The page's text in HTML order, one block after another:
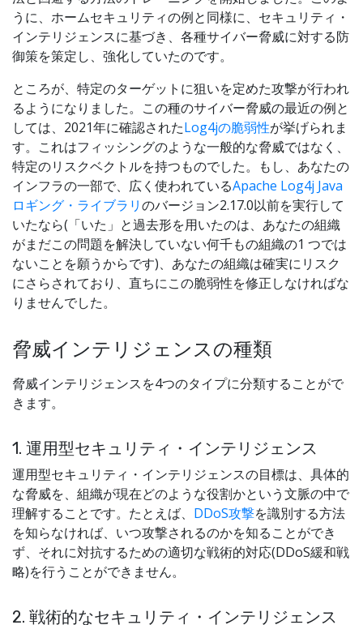
うに、ホームセキュリティの例と同様に、セキュリティ・
インテリジェンスに基づき、各種サイバー脅威に対する防
御策を策定し、強化していたのです。
ところが、特定のターゲットに狙いを定めた攻撃が行われ
るようになりました。この種のサイバー脅威の最近の例と
しては、2021年に確認されたLog4jの脆弱性が挙げられま
す。これはフィッシングのような一般的な脅威ではなく、
特定のリスクベクトルを持つものでした。もし、あなたの
インフラの一部で、広く使われているApache Log4j Java
ロギング・ライブラリのバージョン2.17.0以前を実行して
いたなら(「いた」と過去形を用いたのは、あなたの組織
がまだこの問題を解決していない何千もの組織の1 つでは
ないことを願うからです)、あなたの組織は確実にリスク
にさらされており、直ちにこの脆弱性を修正しなければな
りませんでした。
脅威インテリジェンスの種類
脅威インテリジェンスを4つのタイプに分類することがで
きます。
1. 運用型セキュリティ・インテリジェンス
運用型セキュリティ・インテリジェンスの目標は、具体的
な脅威を、組織が現在どのような役割かという文脈の中で
理解することです。たとえば、 DDoS攻撃を識別する方法
を知らなければ、いつ攻撃されるのかを知ることができ
ず、それに対抗するための適切な戦術的対応(DDoS緩和戦
略)を行うことができません。
2. 戦術的なセキュリティ・インテリジェンス